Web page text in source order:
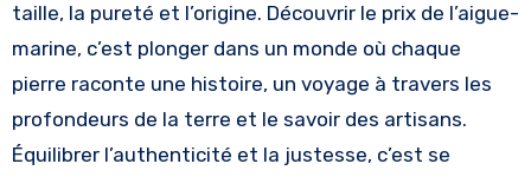
taille, la pureté et l’origine. Découvrir le prix de l’aigue-
marine, c’est plonger dans un monde où chaque
pierre raconte une histoire, un voyage à travers les
profondeurs de la terre et le savoir des artisans.
Équilibrer l’authenticité et la justesse, c’est se